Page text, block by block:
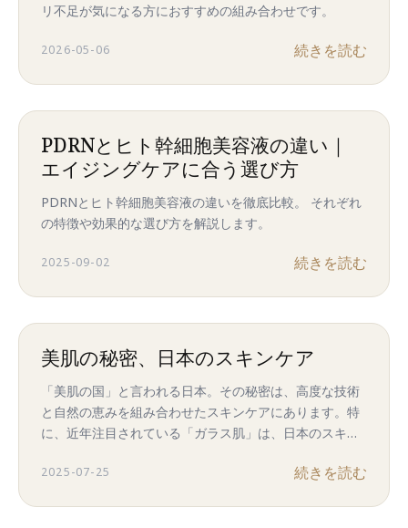
リ不足が気になる方におすすめの組み合わせです。
2026-05-06 続きを読む
PDRNとヒト幹細胞美容液の違い｜
エイジングケアに合う選び方
PDRNとヒト幹細胞美容液の違いを徹底比較。 それぞれ
の特徴や効果的な選び方を解説します。
2025-09-02 続きを読む
美肌の秘密、日本のスキンケア
「美肌の国」と言われる日本。その秘密は、高度な技術
と自然の恵みを組み合わせたスキンケアにあります。特
に、近年注目されている「ガラス肌」は、日本のスキン
ンケアが叶える「ガラス肌」の秘密と、あなたも取り入
2025-07-25 続きを読む